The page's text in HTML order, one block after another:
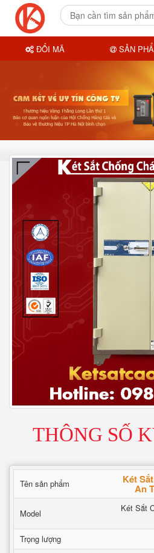
THÔNG SỐ
Tên sản phẩm Két
An
Model
Két Sắt
Trọng lượng
ĐỔI MÃ SẢN